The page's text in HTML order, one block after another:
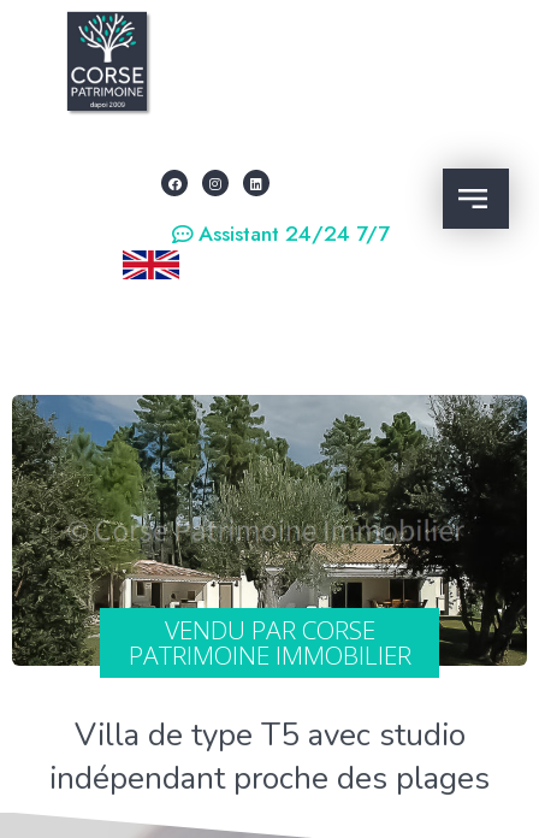
Assistant 24/24 7/7
VENDU PAR CORSE
PATRIMOINE IMMOBILIER
Villa de type T5 avec studio
indépendant proche des plages